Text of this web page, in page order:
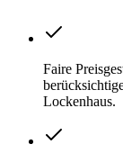
Faire
Lockenhaus.